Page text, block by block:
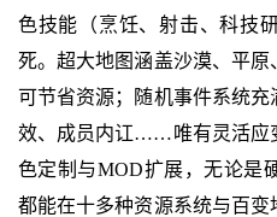
色技能（烹饪、射击、科技
死。超大地图涵盖沙漠、平
可节省资源；随机事件系统
效、成员内讧……唯有灵活应
色定制与MOD扩展，无论是
都能在十多种资源系统与百